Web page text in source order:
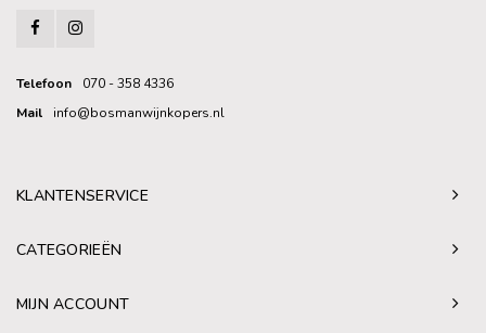
Telefoon
070 - 358 4336
Mail
info@bosmanwijnkopers.nl
KLANTENSERVICE
CATEGORIEËN
MIJN ACCOUNT